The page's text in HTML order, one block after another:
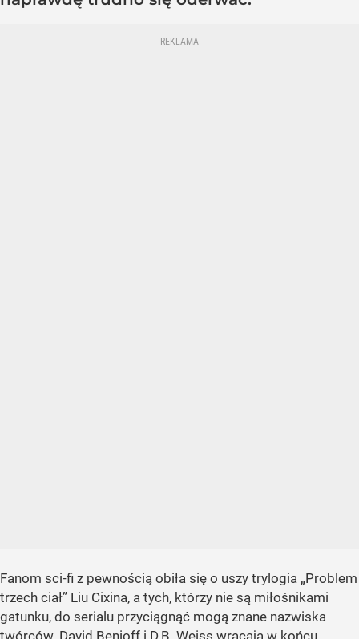
Fanom sci-fi z pewnością obiła się o uszy trylogia „Problem
trzech ciał” Liu Cixina, a tych, którzy nie są miłośnikami
gatunku, do serialu przyciągnąć mogą znane nazwiska